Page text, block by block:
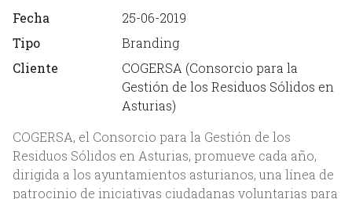
Fecha
25-06-2019
Tipo
Branding
Cliente
COGERSA (Consorcio para la
Gestión de los Residuos Sólidos en
Asturias)
COGERSA, el Consorcio para la Gestión de los
Residuos Sólidos en Asturias, promueve cada año,
dirigida a los ayuntamientos asturianos, una línea de
patrocinio de iniciativas ciudadanas voluntarias para